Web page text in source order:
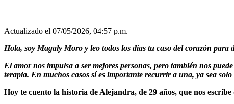
Actualizado el 07/05/2026, 04:57 p.m.
Hola, soy Magaly Moro y leo todos los días tu caso del corazón
El amor nos impulsa a ser mejores personas, pero también nos
terapia. En muchos casos sí es importante recurrir a una, ya sea solo
Hoy te cuento la historia de Alejandra, de 29 años, que nos